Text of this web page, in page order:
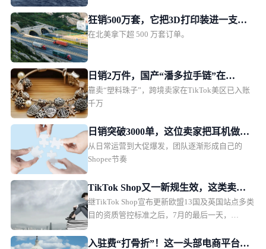
狂销500万套，它把3D打印装进一支
笔！
在北美拿下超 500 万套订单。
日销2万件，国产“潘多拉手链”在
TikTok美区爆单
靠卖“塑料珠子”，跨境卖家在TikTok美区已入账
千万
日销突破3000单，这位卖家把耳机做成
了东南亚年轻人的时尚单品
从日常运营到大促爆发，团队逐渐形成自己的
Shopee节奏
TikTok Shop又一新规生效，这类卖家
务必及时补齐资质
继TikTok Shop宣布更新欧盟13国及英国站点多类
目的资质管控标准之后，7月的最后一天，
规。对比欧洲瞄准电子电器、纺织品/服饰、玩
入驻费“打骨折”！这一头部电商平台急